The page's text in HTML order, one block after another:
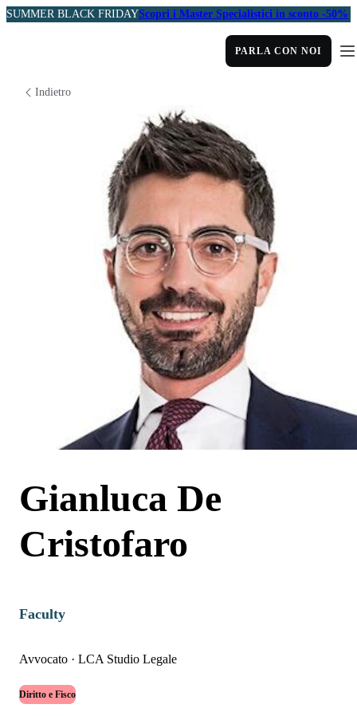
SUMMER BLACK FRIDAYScopri i Master Specialistici in sconto -50%
PARLA CON NOI
Indietro
Gianluca De
Cristofaro
Faculty
Avvocato · LCA Studio Legale
Diritto e Fisco